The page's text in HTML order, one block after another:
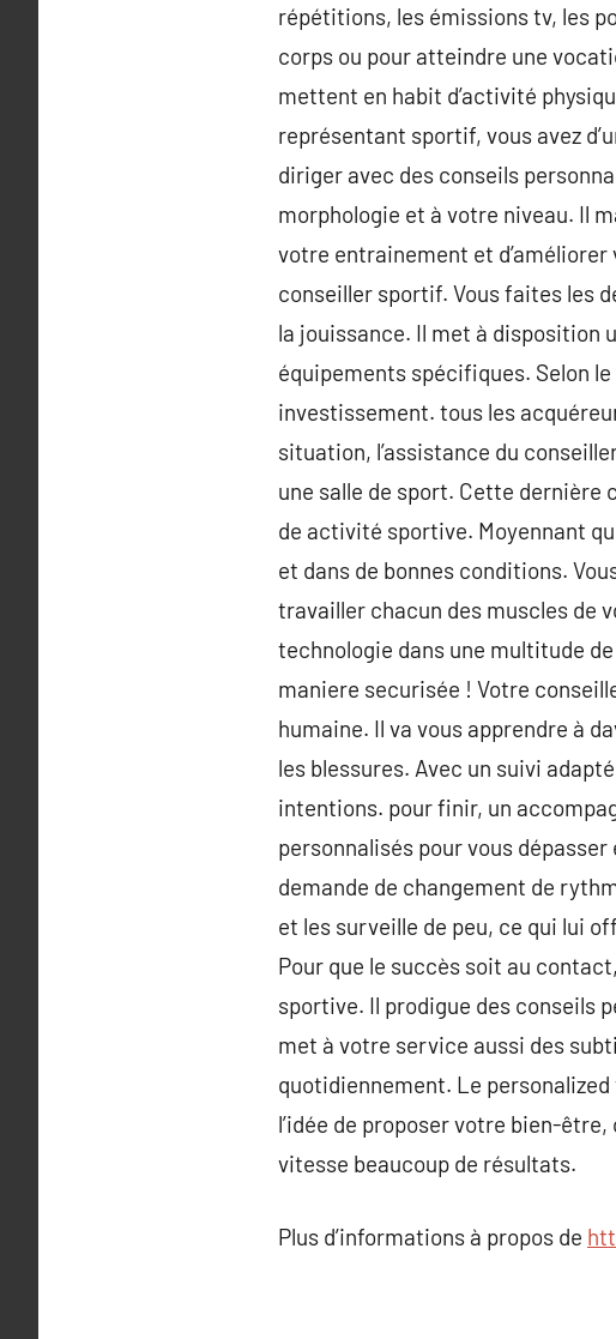
répétitions, les émissions tv, les
corps ou pour atteindre une
mettent en habit d’activité
représentant sportif, vous avez
diriger avec des conseils
morphologie et à votre niveau. Il
votre entrainement et
conseiller sportif. Vous faites les
la jouissance. Il met à disposition
équipements spécifiques. Selon
investissement. tous les
situation, l’assistance du
une salle de sport. Cette dernière
de activité sportive. Moyennant
et dans de bonnes conditions.
travailler chacun des muscles de
technologie dans une multitude
maniere securisée ! Votre
humaine. Il va vous apprendre à
les blessures. Avec un suivi
intentions. pour finir, un
personnalisés pour vous
demande de changement de
et les surveille de peu, ce qui lui
Pour que le succès soit au
sportive. Il prodigue des conseils
met à votre service aussi des
quotidiennement. Le
l’idée de proposer votre bien-
vitesse beaucoup de résultats.
Plus d’informations à propos de